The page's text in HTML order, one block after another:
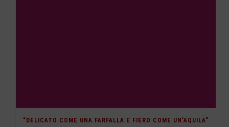
“DELICATO COME UNA FARFALLA E FIERO COME UN’AQUILA”